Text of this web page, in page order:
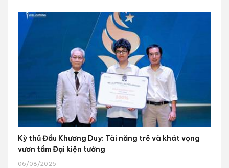
Kỳ thủ Đầu Khương Duy: Tài năng trẻ và khát vọng
vươn tầm Đại kiện tướng
06/08/2026